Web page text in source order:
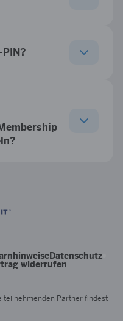
Datenschutz
widerrufen
teilnehmenden Partner findest